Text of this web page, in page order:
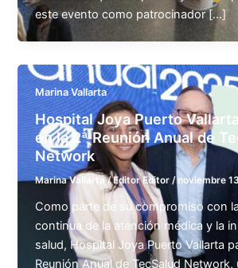
este evento como patrocinador […]
Marina Vallarta
Hospital Joya Puerto
en la 2ª Reunión Anual de
Network
Marina Vallarta/Editor Editor/noviembre
Como parte de su compromiso con
continua de la atención médica y la
salud, Hospital Joya Puerto Vallarta
Reunión Anual de TecSalud Network,